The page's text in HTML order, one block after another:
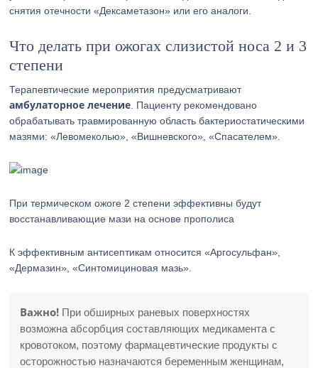
снятия отечности «Дексаметазон» или его аналоги.
Что делать при ожогах слизистой носа 2 и 3
степени
Терапевтические мероприятия предусматривают
амбулаторное лечение . Пациенту рекомендовано
обрабатывать травмированную область бактериостатическими
мазями: «Левомеколью», «Вишневского», «Спасателем».
При термическом ожоге 2 степени эффективны будут
восстанавливающие мази на основе прополиса
К эффективным антисептикам относится «Аргосульфан»,
«Дермазин», «Синтомициновая мазь».
Важно! При обширных раневых поверхностях
возможна абсорбция составляющих медикамента с
кровотоком, поэтому фармацевтические продукты с
осторожностью назначаются беременным женщинам,